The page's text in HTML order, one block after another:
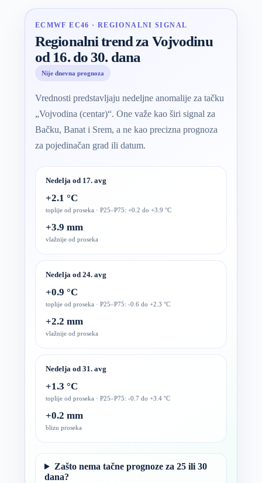
ECMWF EC46 · REGIONALNI SIGNAL
Regionalni trend za Vojvodinu
od 16. do 30. dana
Nije dnevna prognoza
Vrednosti predstavljaju nedeljne anomalije za tačku
„Vojvodina (centar)“. One važe kao širi signal za
Bačku, Banat i Srem, a ne kao precizna prognoza
za pojedinačan grad ili datum.
Nedelja od 17. avg
+2.1 °C
toplije od proseka · P25–P75: +0.2 do +3.9 °C
+3.9 mm
vlažnije od proseka
Nedelja od 24. avg
+0.9 °C
toplije od proseka · P25–P75: -0.6 do +2.3 °C
+2.2 mm
vlažnije od proseka
Nedelja od 31. avg
+1.3 °C
toplije od proseka · P25–P75: -0.7 do +3.4 °C
+0.2 mm
blizu proseka
Zašto nema tačne prognoze za 25 ili 30
dana?